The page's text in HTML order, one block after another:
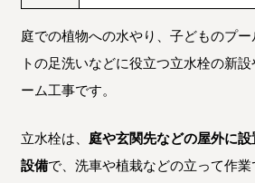
庭での植物への水やり、子どものプ
トの足洗いなどに役立つ立水栓の新
ーム工事です。
立水栓は、 庭や玄関先などの屋外に
設備で、洗車や植栽などの立って作